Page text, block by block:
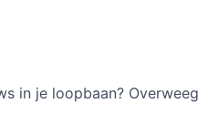
in je loopbaan?